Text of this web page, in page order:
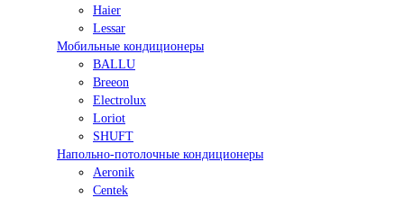
Haier
Lessar
Мобильные кондиционеры
BALLU
Breeon
Electrolux
Loriot
SHUFT
Напольно-потолочные кондиционеры
Aeronik
Centek